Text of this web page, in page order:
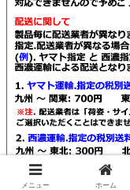
メニュー ホーム